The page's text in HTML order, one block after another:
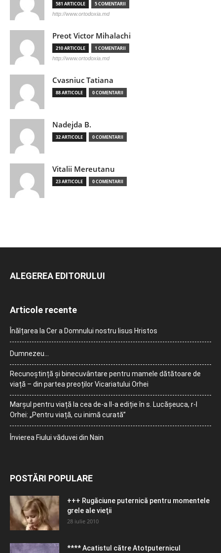
581 ARTICOLE 5 COMENTARII
http://www.ortodoxia.md
Preot Victor Mihalachi
210 ARTICOLE 1 COMENTARII
http://www.ortodoxia.md
Cvasniuc Tatiana
88 ARTICOLE 0 COMENTARII
Nadejda B.
32 ARTICOLE 0 COMENTARII
Vitalii Mereutanu
23 ARTICOLE 0 COMENTARII
ALEGEREA EDITORULUI
Articole recente
Înălțarea la Cer a Domnului nostru Iisus Hristos
Dumnezeu…
Recunoștință și binecuvântare pentru mamele dătătoare de
viață – din partea preoților Vicariatului Orhei
Marșul pentru viață la cea de-a II-a ediție în s. Lucășeuca, r-l
Orhei: „Pentru viață, cu inimă curată”
Învierea Fiului văduvei din Nain
POSTĂRI POPULARE
+++ Rugăciune puternică pentru momentele
grele ale vieţii
28 iulie 2010
**** Acatistul către Atotputernicul